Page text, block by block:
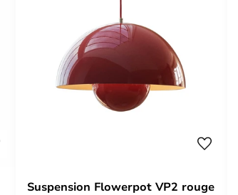
Suspension Flowerpot VP2 rouge